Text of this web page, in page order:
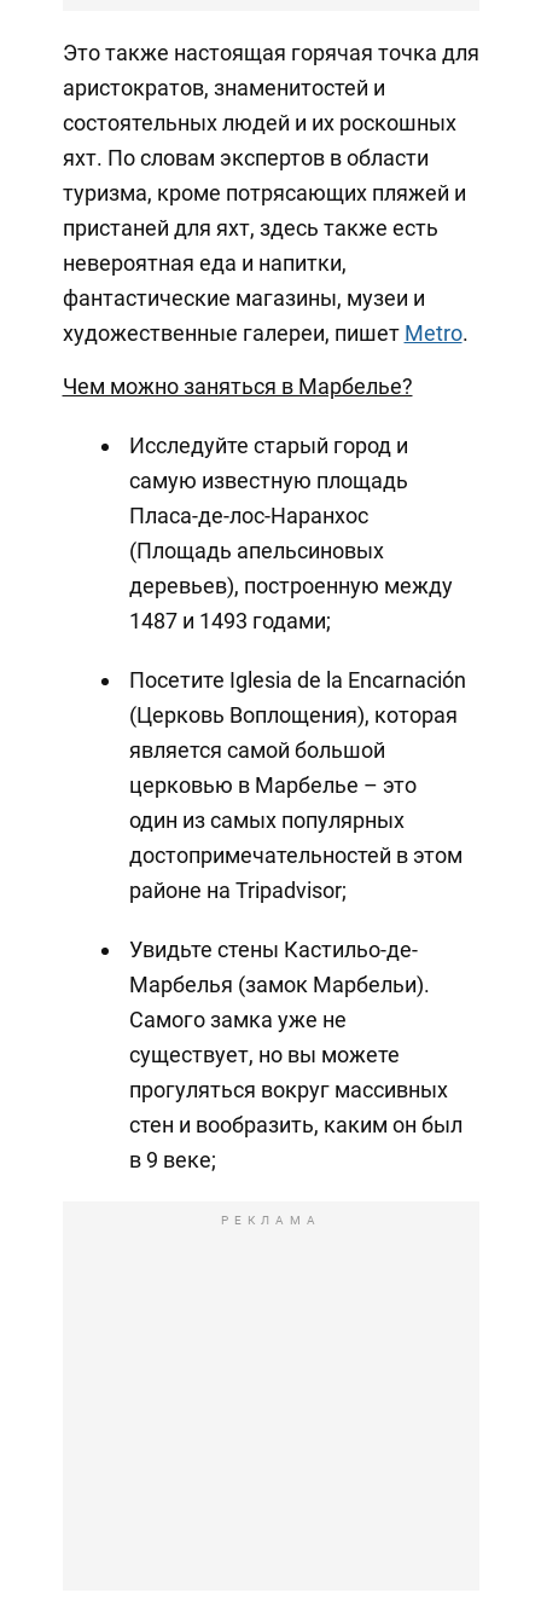
Это также настоящая горячая точка для
аристократов, знаменитостей и
состоятельных людей и их роскошных
яхт. По словам экспертов в области
туризма, кроме потрясающих пляжей и
пристаней для яхт, здесь также есть
невероятная еда и напитки,
фантастические магазины, музеи и
художественные галереи, пишет Metro.
Чем можно заняться в Марбелье?
Исследуйте старый город и
самую известную площадь
Пласа-де-лос-Наранхос
(Площадь апельсиновых
деревьев), построенную между
1487 и 1493 годами;
Посетите Iglesia de la Encarnación
(Церковь Воплощения), которая
является самой большой
церковью в Марбелье – это
один из самых популярных
достопримечательностей в этом
районе на Tripadvisor;
Увидьте стены Кастильо-де-
Марбелья (замок Марбельи).
Самого замка уже не
существует, но вы можете
прогуляться вокруг массивных
стен и вообразить, каким он был
в 9 веке;
РЕКЛАМА